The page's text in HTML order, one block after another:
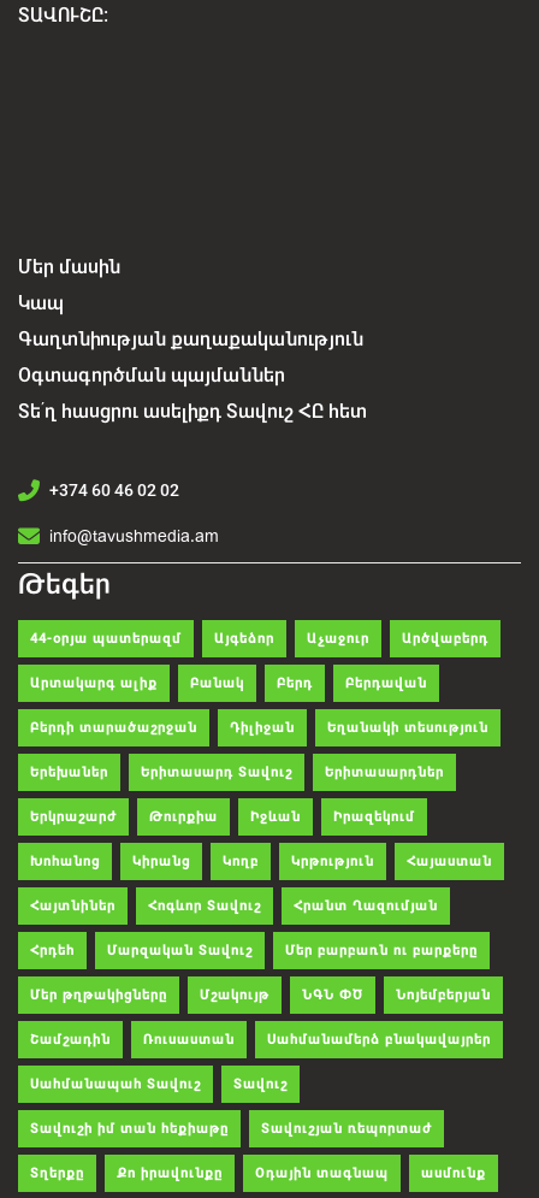
ՏԱՎՈՒՇԸ:
Մեր մասին
Կապ
Գաղտնիության քաղաքականություն
Օգտագործման պայմաններ
Տե՛ղ հասցրու ասելիքդ Տավուշ ՀԸ հետ
+374 60 46 02 02
info@tavushmedia.am
Թեգեր
44-օրյա պատերազմ Այգեձոր Աչաջուր Արծվաբերդ
Արտակարգ ալիք Բանակ Բերդ Բերդավան
Բերդի տարածաշրջան Դիլիջան Եղանակի տեսություն
Երեխաներ Երիտասարդ Տավուշ Երիտասարդներ
Երկրաշարժ Թուրքիա Իջևան Իրազեկում
Խոհանոց Կիրանց Կողբ Կրթություն Հայաստան
Հայտնիներ Հոգևոր Տավուշ Հրանտ Ղազումյան
Հրդեհ Մարզական Տավուշ Մեր բարբառն ու բարքերը
Մեր թղթակիցները Մշակույթ ՆԳՆ ՓԾ Նոյեմբերյան
Շամշադին Ռուսաստան Սահմանամերձ բնակավայրեր
Սահմանապահ Տավուշ Տավուշ
Տավուշի իմ տան հեքիաթը Տավուշյան ռեպորտաժ
Տղերքը Քո իրավունքը Օդային տագնապ ասմունք